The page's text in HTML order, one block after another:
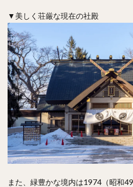
▼美しく荘厳な現在の社殿
また、緑豊かな境内は1974（昭和